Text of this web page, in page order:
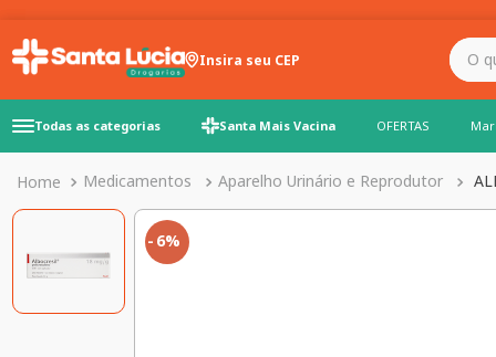
Insira seu CEP
O que você precisa para
Todas as categorias Santa Mais Vacina OFERTAS
Medicamentos Aparelho Urinário e Reprodutor
6%